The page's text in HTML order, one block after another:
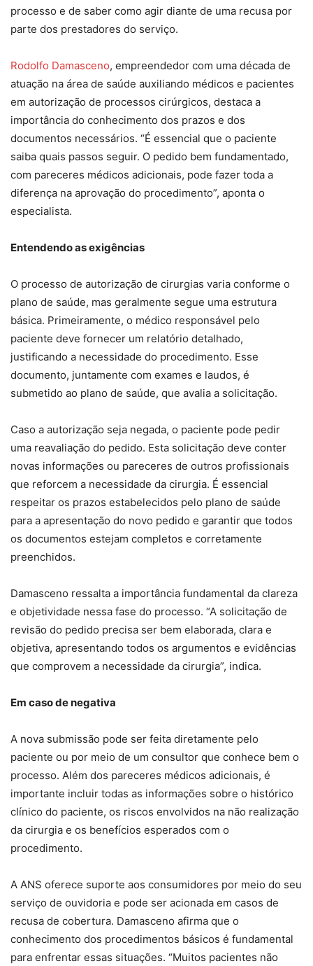
processo e de saber como agir diante de uma recusa por
parte dos prestadores do serviço.
Rodolfo Damasceno, empreendedor com uma década de
atuação na área de saúde auxiliando médicos e pacientes
em autorização de processos cirúrgicos, destaca a
importância do conhecimento dos prazos e dos
documentos necessários. “É essencial que o paciente
saiba quais passos seguir. O pedido bem fundamentado,
com pareceres médicos adicionais, pode fazer toda a
diferença na aprovação do procedimento”, aponta o
especialista.
Entendendo as exigências
O processo de autorização de cirurgias varia conforme o
plano de saúde, mas geralmente segue uma estrutura
básica. Primeiramente, o médico responsável pelo
paciente deve fornecer um relatório detalhado,
justificando a necessidade do procedimento. Esse
documento, juntamente com exames e laudos, é
submetido ao plano de saúde, que avalia a solicitação.
Caso a autorização seja negada, o paciente pode pedir
uma reavaliação do pedido. Esta solicitação deve conter
novas informações ou pareceres de outros profissionais
que reforcem a necessidade da cirurgia. É essencial
respeitar os prazos estabelecidos pelo plano de saúde
para a apresentação do novo pedido e garantir que todos
os documentos estejam completos e corretamente
preenchidos.
Damasceno ressalta a importância fundamental da clareza
e objetividade nessa fase do processo. “A solicitação de
revisão do pedido precisa ser bem elaborada, clara e
objetiva, apresentando todos os argumentos e evidências
que comprovem a necessidade da cirurgia”, indica.
Em caso de negativa
A nova submissão pode ser feita diretamente pelo
paciente ou por meio de um consultor que conhece bem o
processo. Além dos pareceres médicos adicionais, é
importante incluir todas as informações sobre o histórico
clínico do paciente, os riscos envolvidos na não realização
da cirurgia e os benefícios esperados com o
procedimento.
A ANS oferece suporte aos consumidores por meio do seu
serviço de ouvidoria e pode ser acionada em casos de
recusa de cobertura. Damasceno afirma que o
conhecimento dos procedimentos básicos é fundamental
para enfrentar essas situações. “Muitos pacientes não